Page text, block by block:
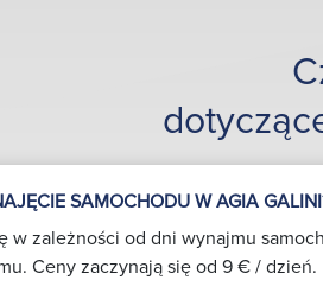
SAMOCHODU W AGIA
w zależności od dni wynajmu
Ceny zaczynają się od 9 € / dzień.